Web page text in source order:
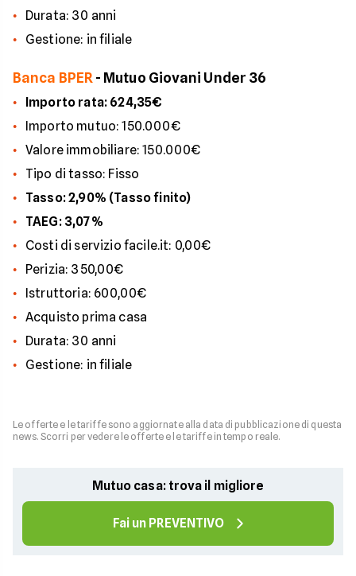
Durata: 30 anni
Gestione: in filiale
Banca BPER - Mutuo Giovani Under 36
Importo rata: 624,35€
Importo mutuo: 150.000€
Valore immobiliare: 150.000€
Tipo di tasso: Fisso
Tasso: 2,90% (Tasso finito)
TAEG: 3,07%
Costi di servizio facile.it: 0,00€
Perizia: 350,00€
Istruttoria: 600,00€
Acquisto prima casa
Durata: 30 anni
Gestione: in filiale
Le offerte e le tariffe sono aggiornate alla data di pubblicazione di questa
news. Scorri per vedere le offerte e le tariffe in tempo reale.
Mutuo casa: trova il migliore
Fai un PREVENTIVO